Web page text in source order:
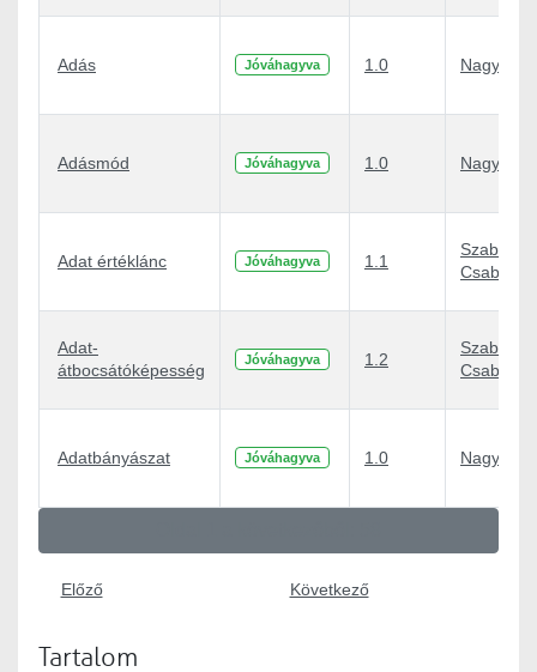
Adás Jóváhagyva 1.0 Nagy
Adásmód Jóváhagyva 1.0 Nagy
Adat értéklánc Jóváhagyva 1.1
Szabó
Csaba
Adat-
átbocsátóképesség
Jóváhagyva 1.2
Szabó
Csaba
Adatbányászat Jóváhagyva 1.0 Nagy
Előző Következő
Tartalom